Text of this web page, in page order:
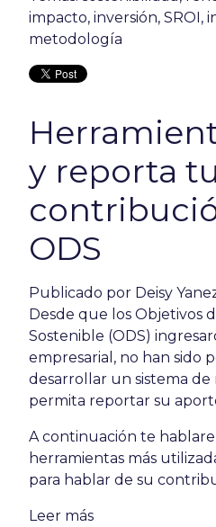
impacto, inversión, SROI,
metodología
y reporta tu
ODS
Publicado por Deisy
Desde que los Objetivos
Sostenible (ODS)
empresarial, no han sido
desarrollar un sistema
permita reportar su
A continuación te
herramientas más
para hablar de su
Leer más